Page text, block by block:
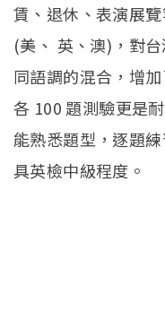
賃、退休、表演展
(美、 英、澳)，對
同語調的混合，增
各 100 題測驗更是
能熟悉題型，逐題
具英檢中級程度。